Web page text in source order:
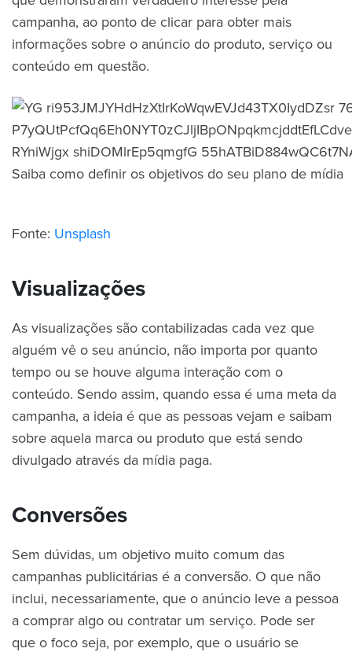
campanha, ao ponto de clicar para obter mais
informações sobre o anúncio do produto, serviço ou
conteúdo em questão.
Fonte: Unsplash
Visualizações
As visualizações são contabilizadas cada vez que
alguém vê o seu anúncio, não importa por quanto
tempo ou se houve alguma interação com o
conteúdo. Sendo assim, quando essa é uma meta da
campanha, a ideia é que as pessoas vejam e saibam
sobre aquela marca ou produto que está sendo
divulgado através da mídia paga.
Conversões
Sem dúvidas, um objetivo muito comum das
campanhas publicitárias é a conversão. O que não
inclui, necessariamente, que o anúncio leve a pessoa
a comprar algo ou contratar um serviço. Pode ser
que o foco seja, por exemplo, que o usuário se